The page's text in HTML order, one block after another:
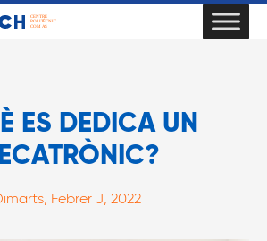
ES DEDICA UN
Febrer J, 2022